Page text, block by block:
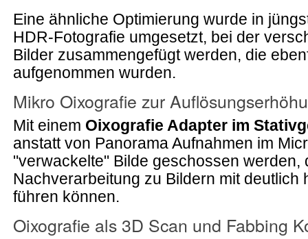
Eine ähnliche Optimierung wurde in
HDR-Fotografie umgesetzt, bei der
Bilder zusammengefügt werden, die
aufgenommen wurden.
Mikro Oixografie zur
Mit einem Oixografie Adapter im
anstatt von Panorama Aufnahmen im
"verwackelte" Bilde geschossen werden,
Nachverarbeitung zu Bildern mit deutlich
führen können.
Oixografie als 3D Scan und Fabbing